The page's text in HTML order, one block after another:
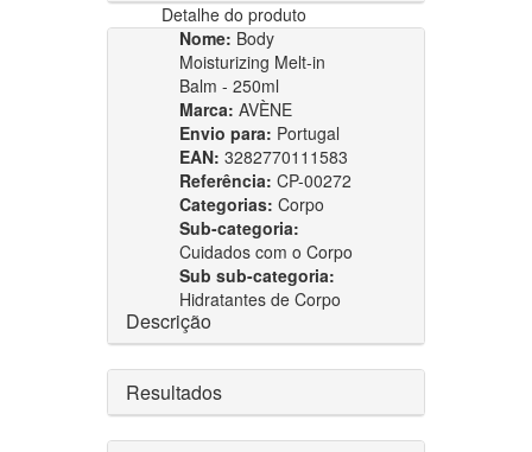
Detalhe do produto
Nome: Body
Moisturizing Melt-in
Balm - 250ml
Marca: AVÈNE
Envio para: Portugal
EAN: 3282770111583
Referência: CP-00272
Categorias: Corpo
Sub-categoria:
Cuidados com o Corpo
Sub sub-categoria:
Hidratantes de Corpo
Descrição
Resultados